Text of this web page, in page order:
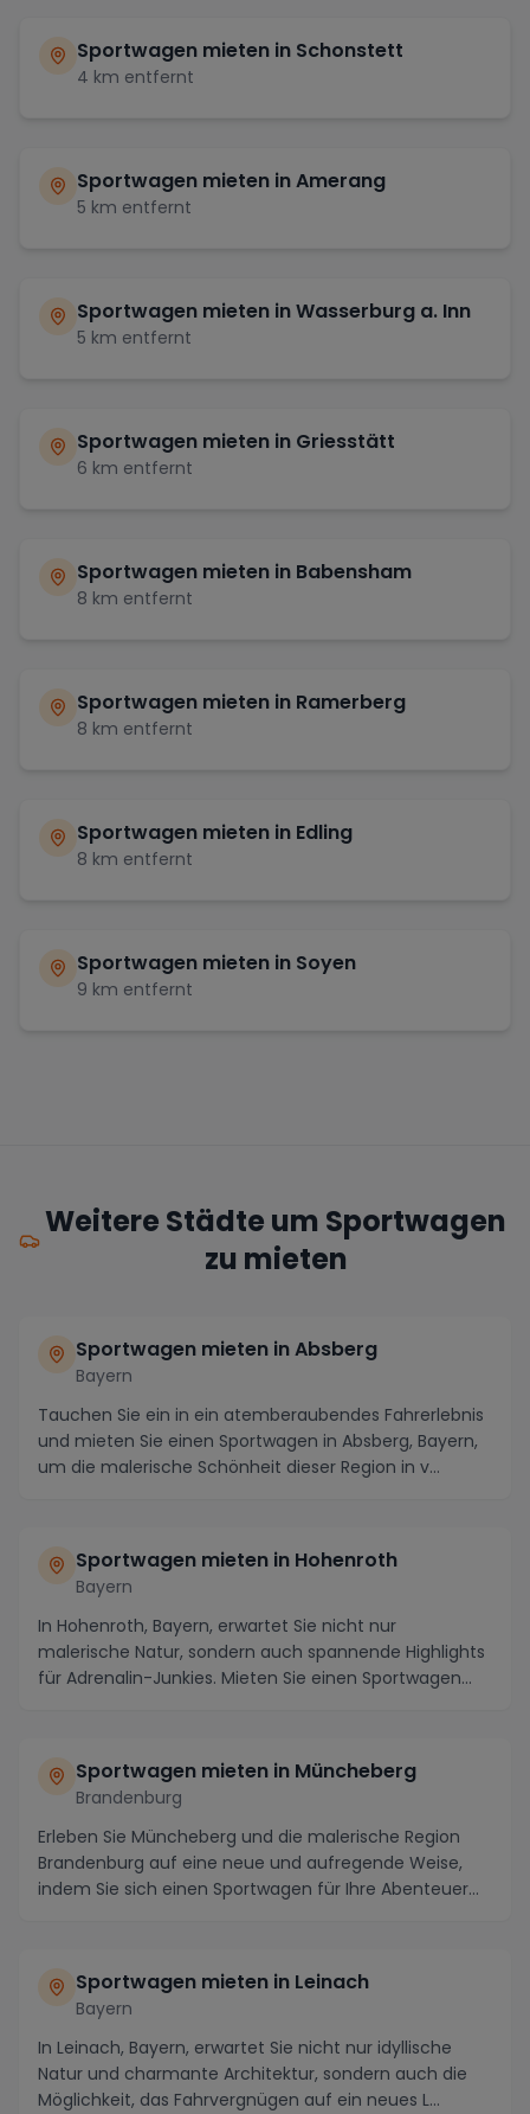
Sportwagen mieten in Schonstett
4 km entfernt
Sportwagen mieten inAmerang
5 km entfernt
Sportwagen mieten inWasserburg a. Inn
5 km entfernt
Sportwagen mieten in Griesstätt
6 km entfernt
Sportwagen mieten in Babensham
8 km entfernt
Sportwagen mieten in Ramerberg
8 km entfernt
Sportwagen mieten in Edling
8 km entfernt
Sportwagen mieten in Soyen
9 km entfernt
Weitere Städte um Sportwagen
zu mieten
Sportwagen mieten in Absberg
Bayern
Tauchen Sie ein in ein atemberaubendes Fahrerlebnis
und mieten Sie einen Sportwagen in Absberg, Bayern,
um die malerische Schönheit dieser Region in v...
Sportwagen mieten in Hohenroth
Bayern
In Hohenroth, Bayern, erwartet Sie nicht nur
malerische Natur, sondern auch spannende Highlights
für Adrenalin-Junkies. Mieten Sie einen Sportwagen
Sportwagen mieten in Müncheberg
Brandenburg
Erleben Sie Müncheberg und die malerische Region
Brandenburg auf eine neue und aufregende Weise,
indem Sie sich einen Sportwagen für Ihre Abenteuer
Sportwagen mieten in Leinach
Bayern
In Leinach, Bayern, erwartet Sie nicht nur idyllische
Natur und charmante Architektur, sondern auch die
Möglichkeit, das Fahrvergnügen auf ein neues L...